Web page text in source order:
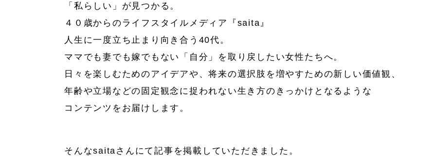
「私らしい」が見つかる。
４０歳からのライフスタイルメディア『saita』
人生に一度立ち止まり向き合う40代。
ママでも妻でも嫁でもない「自分」を取り戻したい女性たちへ。
日々を楽しむためのアイデアや、将来の選択肢を増やすための新しい価値観、
年齢や立場などの固定観念に捉われない生き方のきっかけとなるような
コンテンツをお届けします。
そんなsaitaさんにて記事を掲載していただきました。